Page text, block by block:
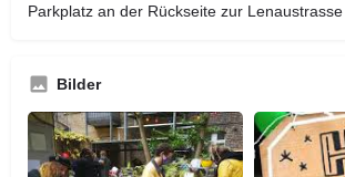
Parkplatz an der Rückseite zur Lenaustrasse
Bilder